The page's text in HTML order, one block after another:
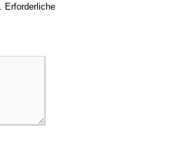
Erforderliche